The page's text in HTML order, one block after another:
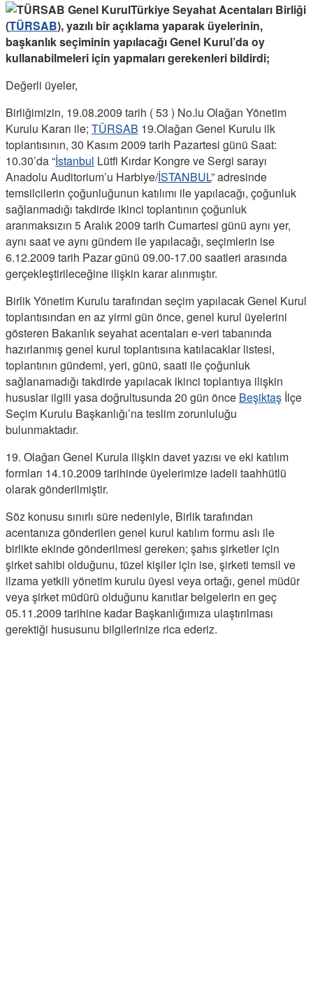
Türkiye Seyahat Acentaları Birliği
(TÜRSAB), yazılı bir açıklama yaparak üyelerinin,
başkanlık seçiminin yapılacağı Genel Kurul’da oy
kullanabilmeleri için yapmaları gerekenleri bildirdi;
Değerli üyeler,
Birliğimizin, 19.08.2009 tarih ( 53 ) No.lu Olağan Yönetim
Kurulu Kararı ile; TÜRSAB 19.Olağan Genel Kurulu ilk
toplantısının, 30 Kasım 2009 tarih Pazartesi günü Saat:
10.30’da “İstanbul Lütfi Kırdar Kongre ve Sergi sarayı
Anadolu Auditorium’u Harbiye/İSTANBUL” adresinde
temsilcilerin çoğunluğunun katılımı ile yapılacağı, çoğunluk
sağlanmadığı takdirde ikinci toplantının çoğunluk
aranmaksızın 5 Aralık 2009 tarih Cumartesi günü aynı yer,
aynı saat ve aynı gündem ile yapılacağı, seçimlerin ise
6.12.2009 tarih Pazar günü 09.00-17.00 saatleri arasında
gerçekleştirileceğine ilişkin karar alınmıştır.
Birlik Yönetim Kurulu tarafından seçim yapılacak Genel Kurul
toplantısından en az yirmi gün önce, genel kurul üyelerini
gösteren Bakanlık seyahat acentaları e-veri tabanında
hazırlanmış genel kurul toplantısına katılacaklar listesi,
toplantının gündemi, yeri, günü, saati ile çoğunluk
sağlanamadığı takdirde yapılacak ikinci toplantıya ilişkin
hususlar ilgili yasa doğrultusunda 20 gün önce Beşiktaş İlçe
Seçim Kurulu Başkanlığı’na teslim zorunluluğu
bulunmaktadır.
19. Olağan Genel Kurula ilişkin davet yazısı ve eki katılım
formları 14.10.2009 tarihinde üyelerimize iadeli taahhütlü
olarak gönderilmiştir.
Söz konusu sınırlı süre nedeniyle, Birlik tarafından
acentanıza gönderilen genel kurul katılım formu aslı ile
birlikte ekinde gönderilmesi gereken; şahıs şirketler için
şirket sahibi olduğunu, tüzel kişiler için ise, şirketi temsil ve
ilzama yetkili yönetim kurulu üyesi veya ortağı, genel müdür
veya şirket müdürü olduğunu kanıtlar belgelerin en geç
05.11.2009 tarihine kadar Başkanlığımıza ulaştırılması
gerektiği hususunu bilgilerinize rica ederiz.